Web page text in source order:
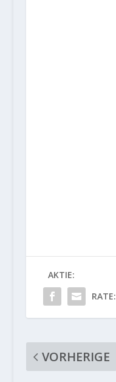
AKTIE:
RATE:
VORHERIGE